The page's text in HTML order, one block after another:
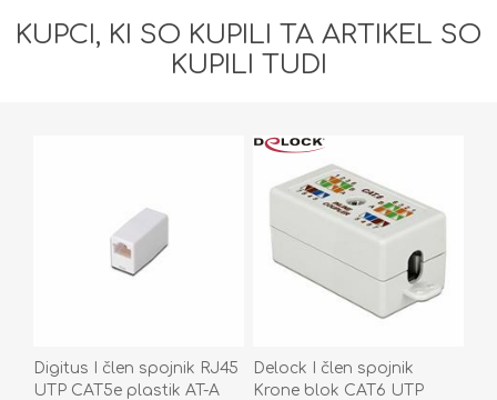
KUPCI, KI SO KUPILI TA ARTIKEL SO
KUPILI TUDI
Digitus I člen spojnik RJ45
UTP CAT5e plastik AT-A
Delock I člen spojnik
Krone blok CAT6 UTP